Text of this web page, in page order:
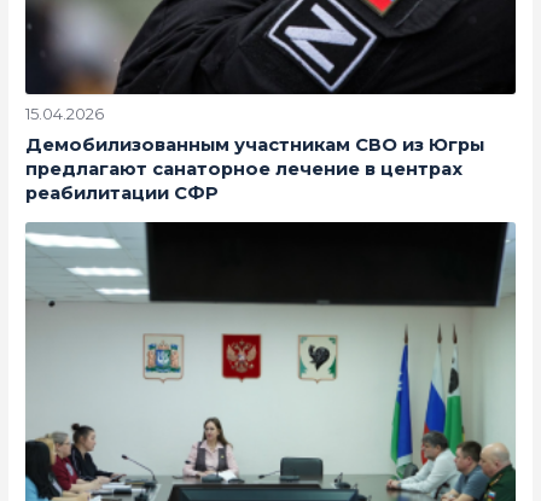
15.04.2026
Демобилизованным участникам СВО из Югры
предлагают санаторное лечение в центрах
реабилитации СФР